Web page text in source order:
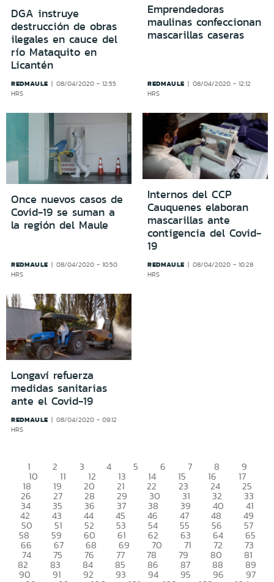
DGA instruye
destrucción de obras
ilegales en cauce del
río Mataquito en
Licantén
REDMAULE
08/04/2020 - 12:55
HRS
Emprendedoras
maulinas confeccionan
mascarillas caseras
REDMAULE
08/04/2020 - 12:12
HRS
Once nuevos casos de
Covid-19 se suman a
la región del Maule
REDMAULE
08/04/2020 - 10:50
HRS
Internos del CCP
Cauquenes elaboran
mascarillas ante
contigencia del Covid-
19
REDMAULE
08/04/2020 - 10:28
HRS
Longaví refuerza
medidas sanitarias
ante el Covid-19
REDMAULE
08/04/2020 - 09:12
HRS
1 2 3 4 5 6 7 8 9
10 11 12 13 14 15 16 17
18 19 20 21 22 23 24 25
26 27 28 29 30 31 32 33
34 35 36 37 38 39 40 41
42 43 44 45 46 47 48 49
50 51 52 53 54 55 56 57
58 59 60 61 62 63 64 65
66 67 68 69 70 71 72 73
74 75 76 77 78 79 80 81
82 83 84 85 86 87 88 89
90 91 92 93 94 95 96 97